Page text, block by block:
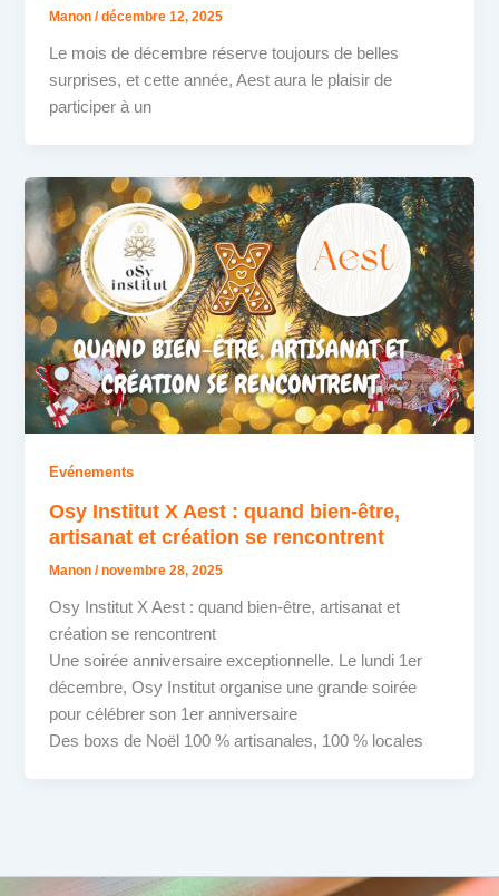
Manon/décembre 12, 2025
Le mois de décembre réserve toujours de belles
surprises, et cette année, Aest aura le plaisir de
participer à un
Evénements
Osy Institut X Aest : quand bien-être,
artisanat et création se rencontrent
Manon/novembre 28, 2025
Osy Institut X Aest : quand bien-être, artisanat et
création se rencontrent
Une soirée anniversaire exceptionnelle. Le lundi 1er
décembre, Osy Institut organise une grande soirée
pour célébrer son 1er anniversaire
Des boxs de Noël 100 % artisanales, 100 % locales